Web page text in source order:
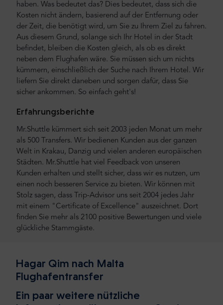
haben. Was bedeutet das? Dies bedeutet, dass sich die
Kosten nicht ändern, basierend auf der Entfernung oder
der Zeit, die benötigt wird, um Sie zu Ihrem Ziel zu fahren.
Aus diesem Grund, solange sich Ihr Hotel in der Stadt
befindet, bleiben die Kosten gleich, als ob es direkt
neben dem Flughafen wäre. Sie müssen sich um nichts
kümmern, einschließlich der Suche nach Ihrem Hotel. Wir
liefern Sie direkt daneben und sorgen dafür, dass Sie
sicher ankommen. So einfach geht's!
Erfahrungsberichte
Mr.Shuttle kümmert sich seit 2003 jeden Monat um mehr
als 500 Transfers. Wir bedienen Kunden aus der ganzen
Welt in Krakau, Danzig und vielen anderen europäischen
Städten. Mr.Shuttle hat viel Feedback von unseren
Kunden erhalten und stellt sicher, dass wir es nutzen, um
einen noch besseren Service zu bieten. Wir können mit
Stolz sagen, dass Trip-Advisor uns seit 2004 jedes Jahr
mit einem "Certificate of Excellence" auszeichnet. Dort
finden Sie mehr als 2100 positive Bewertungen und viele
glückliche Stammgäste.
Hagar Qim nach Malta
Flughafentransfer
Ein paar weitere nützliche